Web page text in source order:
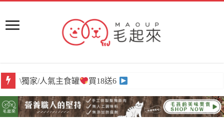
\下殺/蒸的餐包 單包百元有找